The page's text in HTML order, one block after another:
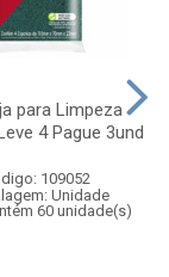
para Limpeza
4 Pague 3und
109052
Unidade
60 unidade(s)